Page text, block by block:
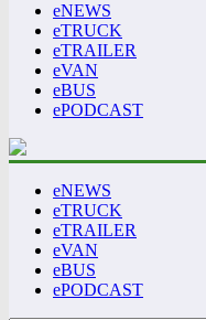
eNEWS
eTRUCK
eTRAILER
eVAN
eBUS
ePODCAST
eNEWS
eTRUCK
eTRAILER
eVAN
eBUS
ePODCAST